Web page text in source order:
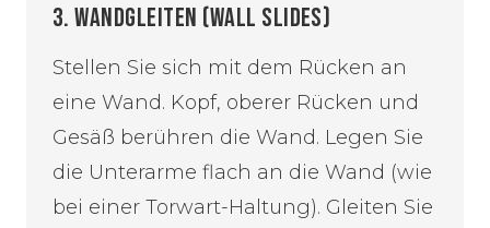
3. WANDGLEITEN (WALL SLIDES)
Stellen Sie sich mit dem Rücken an
eine Wand. Kopf, oberer Rücken und
Gesäß berühren die Wand. Legen Sie
die Unterarme flach an die Wand (wie
bei einer Torwart-Haltung). Gleiten Sie